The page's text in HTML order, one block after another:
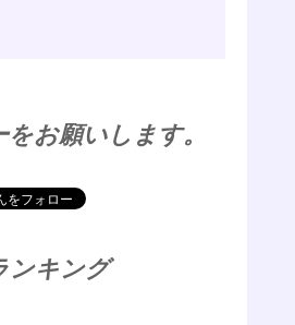
お願いします。
ンキング